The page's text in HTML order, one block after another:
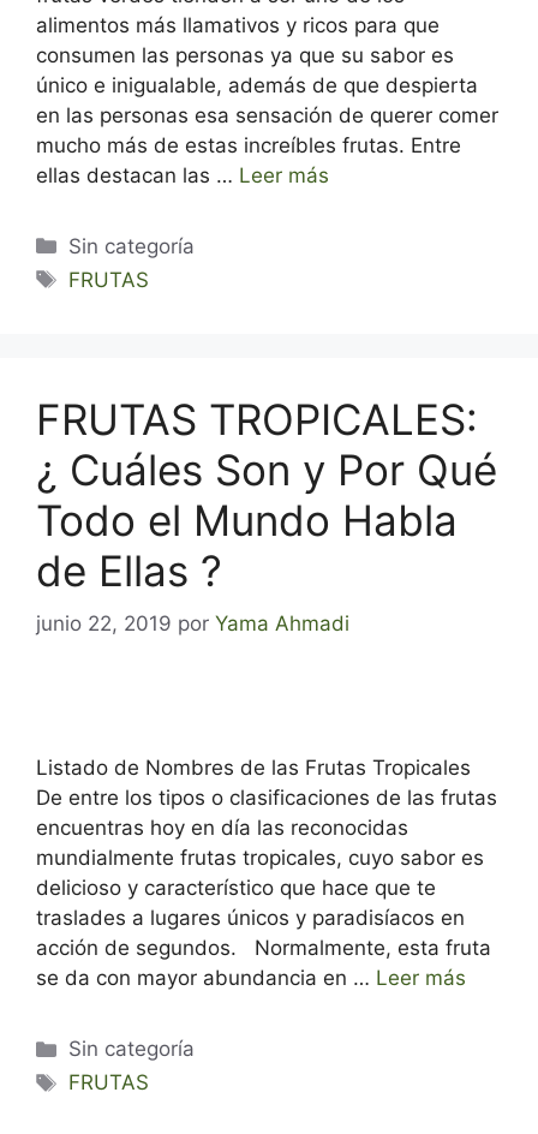
alimentos más llamativos y ricos para que
consumen las personas ya que su sabor es
único e inigualable, además de que despierta
en las personas esa sensación de querer comer
mucho más de estas increíbles frutas. Entre
ellas destacan las … Leer más
Categorías
Sin categoría
Etiquetas
FRUTAS
FRUTAS TROPICALES:
¿ Cuáles Son y Por Qué
Todo el Mundo Habla
de Ellas ?
junio 22, 2019 por Yama Ahmadi
Listado de Nombres de las Frutas Tropicales
De entre los tipos o clasificaciones de las frutas
encuentras hoy en día las reconocidas
mundialmente frutas tropicales, cuyo sabor es
delicioso y característico que hace que te
traslades a lugares únicos y paradisíacos en
acción de segundos. Normalmente, esta fruta
se da con mayor abundancia en … Leer más
Categorías
Sin categoría
Etiquetas
FRUTAS